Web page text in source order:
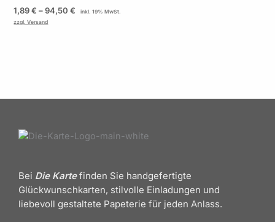
1,89€ –94,50€
inkl. 19% MwSt.
zzgl. Versand
Bei Die Kartefinden Sie handgefertigte
Glückwunschkarten, stilvolle Einladungen und
liebevoll gestaltete Papeterie für jeden Anlass.